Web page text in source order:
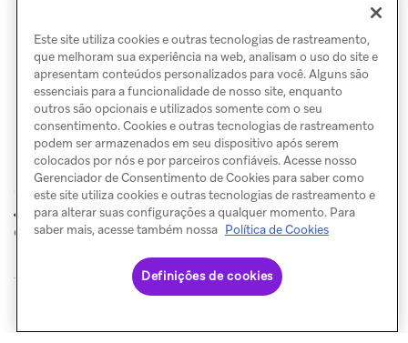
Criar um e-mail com o editor de arrastar e soltar
Criar um e-mail com o editor de HTML
ANTERIORSaiba antes de
enviar
PRÓXIMO Configuração
© Braze. All Rights Reserved Privacy Policy
Este site utiliza cookies e outras tecnologias de rastreamento,
que melhoram sua experiência na web, analisam o uso do site e
apresentam conteúdos personalizados para você. Alguns são
essenciais para a funcionalidade de nosso site, enquanto
outros são opcionais e utilizados somente com o seu
consentimento. Cookies e outras tecnologias de rastreamento
podem ser armazenados em seu dispositivo após serem
colocados por nós e por parceiros confiáveis. Acesse nosso
Gerenciador de Consentimento de Cookies para saber como
este site utiliza cookies e outras tecnologias de rastreamento e
para alterar suas configurações a qualquer momento. Para
saber mais, acesse também nossa Política de Cookies
Definições de cookies